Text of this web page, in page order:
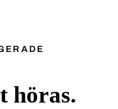
höras.